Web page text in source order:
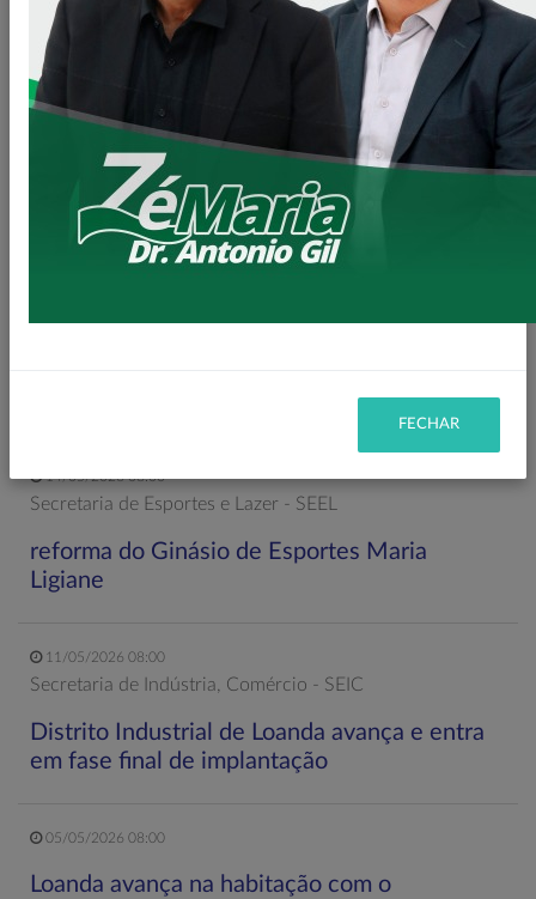
LEIA MAIS
11/06/2026 20:00
Secretaria de Planejamento – SEPL
Pavimentação da Estrada do Baú avança com
mais 3,6 km de asfalto rural
Gabinete do Prefeito – GPRE
cumpre agenda institucional em Loanda
14/05/2026 08:00
Secretaria de Esportes e Lazer - SEEL
reforma do Ginásio de Esportes Maria
Ligiane
11/05/2026 08:00
Secretaria de Indústria, Comércio - SEIC
Distrito Industrial de Loanda avança e entra
em fase final de implantação
05/05/2026 08:00
Loanda avança na habitação com o
FECHAR